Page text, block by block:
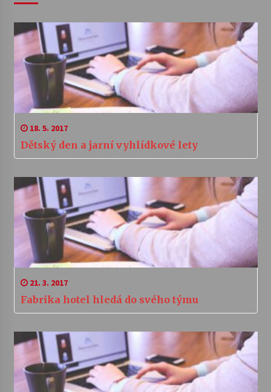
18. 5. 2017
Dětský den a jarní vyhlídkové lety
21. 3. 2017
Fabrika hotel hledá do svého týmu